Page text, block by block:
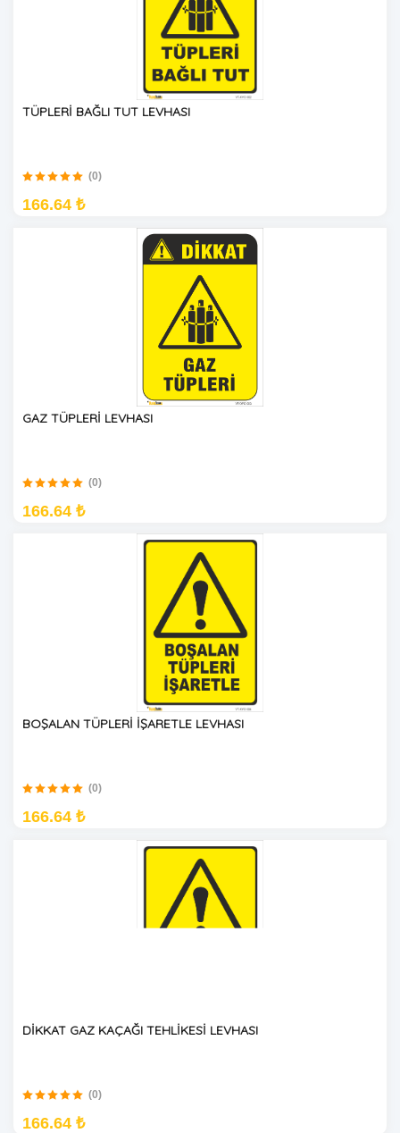
TÜPLERİ BAĞLI TUT LEVHASI
(0)
166.64 ₺
GAZ TÜPLERİ LEVHASI
(0)
166.64 ₺
BOŞALAN TÜPLERİ İŞARETLE LEVHASI
(0)
166.64 ₺
DİKKAT GAZ KAÇAĞI TEHLİKESİ LEVHASI
(0)
166.64 ₺